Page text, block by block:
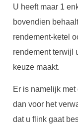
U heeft maar 1
bovendien
rendement-ketel
rendement terwijl
keuze maakt.
Er is namelijk
dan voor het
dat u flink gaat